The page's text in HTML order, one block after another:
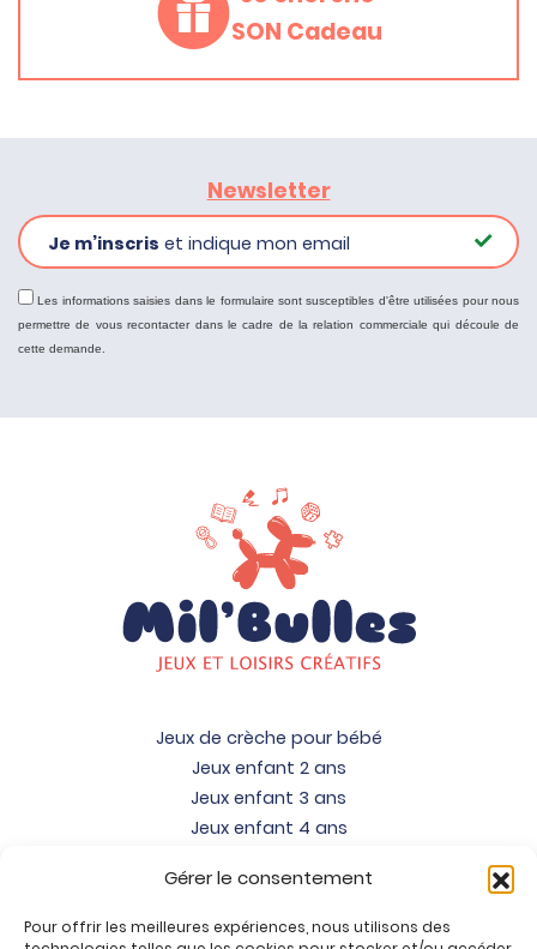
Gérer le consentement
Pour offrir les meilleures expériences, nous utilisons des
SON Cadeau
Newsletter
Je m’inscris et indique mon email
Les informations saisies dans le formulaire sont susceptibles d'être utilisées pour nous
permettre de vous recontacter dans le cadre de la relation commerciale qui découle de
cette demande.
Jeux de crèche pour bébé
Jeux enfant 2 ans
Jeux enfant 3 ans
Jeux enfant 4 ans
Jeux enfant 6 ans
Jeux enfant 7 ans